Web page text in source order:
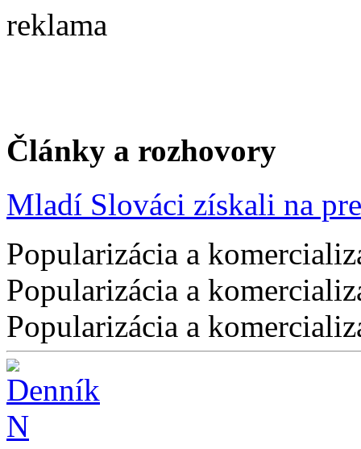
reklama
Články a rozhovory
Mladí Slováci získali na
Popularizácia a
Popularizácia a
Popularizácia a